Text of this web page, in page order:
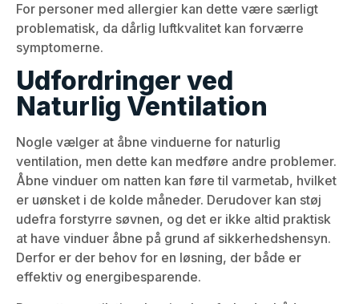
For personer med allergier kan dette være særligt
problematisk, da dårlig luftkvalitet kan forværre
symptomerne.
Udfordringer ved
Naturlig Ventilation
Nogle vælger at åbne vinduerne for naturlig
ventilation, men dette kan medføre andre problemer.
Åbne vinduer om natten kan føre til varmetab, hvilket
er uønsket i de kolde måneder. Derudover kan støj
udefra forstyrre søvnen, og det er ikke altid praktisk
at have vinduer åbne på grund af sikkerhedshensyn.
Derfor er der behov for en løsning, der både er
effektiv og energibesparende.